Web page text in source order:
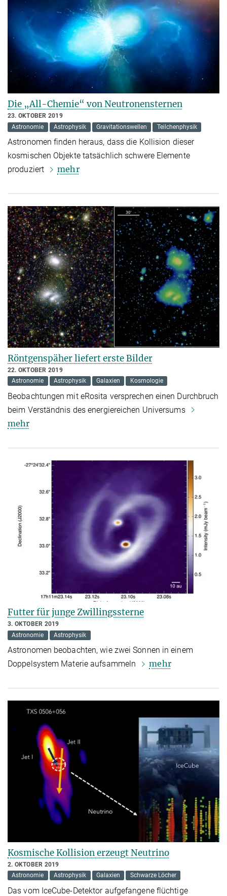
Die „All-Chemie“ von Neutronensternen
23. OKTOBER 2019
Astronomie
Astrophysik Gravitationswellen Teilchenphysik
Astronomen finden heraus, dass die Kollision dieser
kosmischen Objekte tatsächlich schwere Elemente
produziert
mehr
Röntgenspäher liefert erste Bilder
22. OKTOBER 2019
Astronomie
Astrophysik Galaxien Kosmologie
Beobachtungen mit eRosita versprechen einen Durchbruch
beim Verständnis des energiereichen Universums
mehr
Futter für junge Zwillingssterne
3. OKTOBER 2019
Astronomie
Astrophysik
Astronomen beobachten, wie zwei Sonnen in einem
Doppelsystem Materie aufsammeln
mehr
Kosmische Kollision erzeugt Neutrino
2. OKTOBER 2019
Astronomie
Astrophysik Galaxien Schwarze Löcher
Das vom IceCube-Detektor aufgefangene flüchtige